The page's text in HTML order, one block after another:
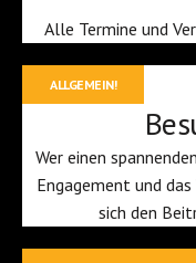
Alle Termine und
ALLGEMEIN!
Wer einen
Engagement und
sich den